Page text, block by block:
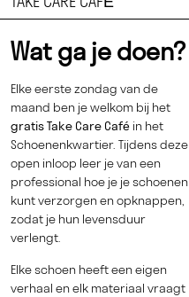
Wat ga je doen?
Elke eerste zondag van de
maand ben je welkom bij het
gratis Take Care Caféin het
Schoenenkwartier. Tijdens deze
open inloop leer je van een
professional hoe je je schoenen
kunt verzorgen en opknappen,
zodat je hun levensduur
verlengt.
Elke schoen heeft een eigen
verhaal en elk materiaal vraagt